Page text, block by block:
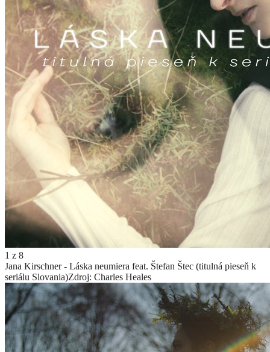
1 z 8
Jana Kirschner - Láska neumiera feat. Štefan Štec (titulná pieseň k
seriálu Slovania)Zdroj: Charles Heales